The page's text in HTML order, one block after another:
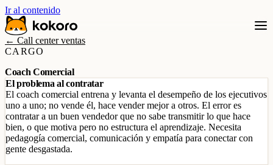
Ir al contenido
← Call center ventas
CARGO
Coach Comercial
El problema al contratar
El coach comercial entrena y levanta el desempeño de los ejecutivos
uno a uno; no vende él, hace vender mejor a otros. El error es
contratar a un buen vendedor que no sabe transmitir lo que hace
bien, o que motiva pero no estructura el aprendizaje. Necesita
pedagogía comercial, comunicación y empatía para conectar con
gente desgastada.